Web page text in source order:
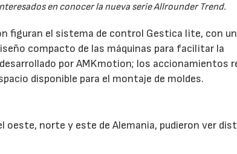
en conocer la nueva serie Allrounder Trend.
figuran el sistema de control Gestica lite, con
compacto de las máquinas para facilitar la
por AMKmotion; los accionamientos
disponible para el montaje de moldes.
norte y este de Alemania, pudieron ver